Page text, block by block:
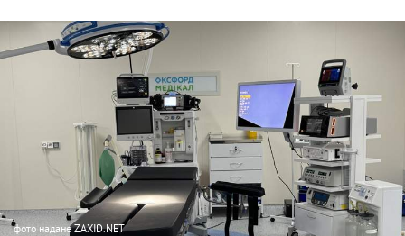
фото надане ZAXID.NET